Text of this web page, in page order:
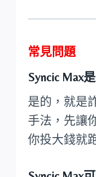
常見問題
Syncic Max
是的，就是
手法，先讓
你投大錢就